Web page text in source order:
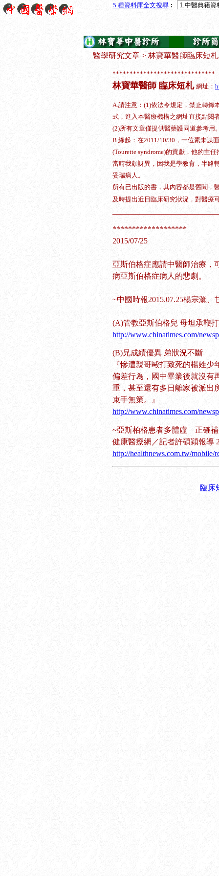
5 種資料庫全文搜尋︰
醫學研究文章 > 林寶華醫師臨床短札
******************************
林寶華醫師 臨床短札 網址：
A.請注意：(1)依法令規定，禁止轉錄
式，進入本醫療機構之網址直接點閱
(2)所有文章僅提供醫藥護同道參考用
B.緣起：在2011/10/30，一位素未謀
(Tourette syndrome)的貢獻，他的主
當時我頗訝異，因我是學教育，半路
妥瑞病人。
所有已出版的書，其內容都是舊聞，
及時提出近日臨床研究狀況，對醫療
*******************
2015/07/25
亞斯伯格症應請中醫師治療
病亞斯伯格症病人的悲劇。
~中國時報2015.07.25楊宗灝、
(A)管教亞斯伯格兒 母坦承鞭打
http://www.chinatimes.com/
(B)兄成績優異 弟狀況不斷
『慘遭親哥毆打致死的楊姓
偏差行為，國中畢業後就沒有
重，甚至還有多日離家被派出
束手無策。』
http://www.chinatimes.com/
~亞斯柏格患者多體虛 正確
健康醫療網／記者許碩穎報導
http://healthnews.com.tw/mobile/
臨床